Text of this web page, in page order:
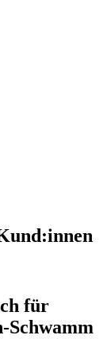
für
Schwamm